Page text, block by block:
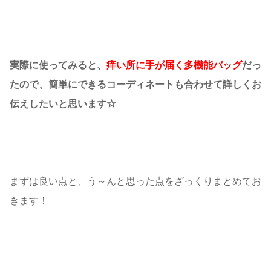
実際に使ってみると、 痒い所に手が届く多機能バッグだっ
たので、簡単にできるコーディネートも合わせて詳しくお
伝えしたいと思います☆
まずは良い点と、う～んと思った点をざっくりまとめてお
きます！